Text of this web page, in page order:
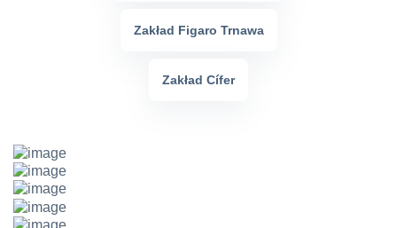
Zakład Figaro Trnawa
Zakład Cífer